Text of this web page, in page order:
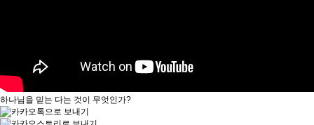
하나님을 믿는 다는 것이 무엇인가?